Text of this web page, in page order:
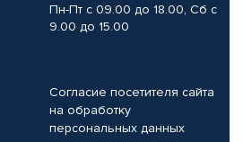
Пн-Пт с 09.00 до 18.00, Сб с
9.00 до 15.00
Согласие посетителя сайта
на обработку
персональных данных